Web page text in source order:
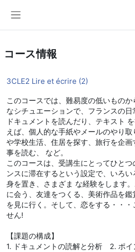
コース情報
3CLE2 Lire et écrire (2)
このコースでは、難易度の低いもの
なシチュエーションで、フランスの
ドキュメントを読んだり、テキスト
えば、個人的な手紙やメールのやり
や学校生活、住居を探す、旅行を企
事を読む、 など。
このコースは、受講生にとってひと
ンスに滞在するという設定で、いろ
身を置き、さまざま な経験をします
に会う、友達をつくる、美術作品を
を見に行く。そして、恋をする・・
せん!
【課題の構成】
1. ドキュメントの読解と分析 2. ポ